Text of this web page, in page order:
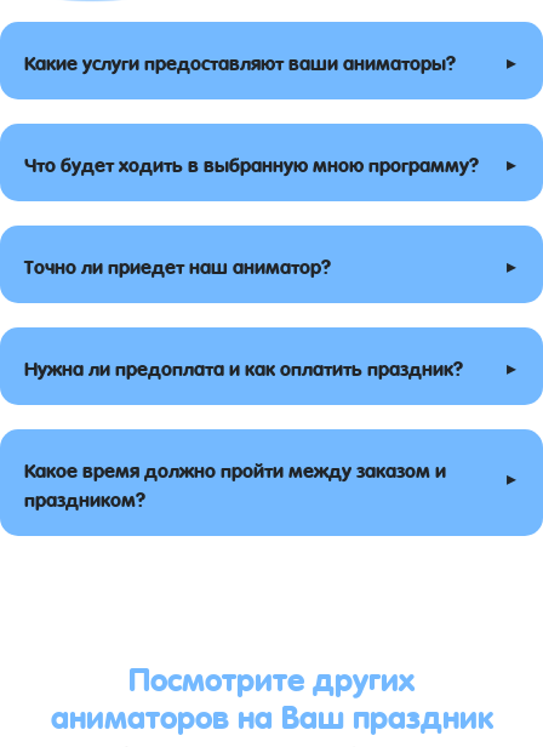
Какие услуги предоставляют ваши аниматоры? ▸
Что будет ходить в выбранную мною программу? ▸
Точно ли приедет наш аниматор? ▸
Нужна ли предоплата и как оплатить праздник? ▸
Какое время должно пройти между заказом и
праздником?
▸
Посмотрите других
аниматоров на Ваш праздник